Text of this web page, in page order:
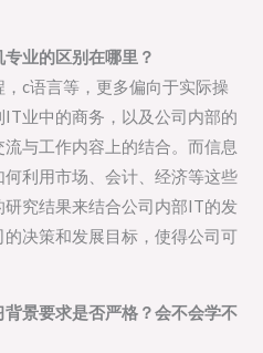
业的区别在哪里？
c语言等，更多偏向于实际操
业中的商务，以及公司内部的
与工作内容上的结合。而信息
利用市场、会计、经济等这些
究结果来结合公司内部IT的发
决策和发展目标，使得公司可
景要求是否严格？会不会学不